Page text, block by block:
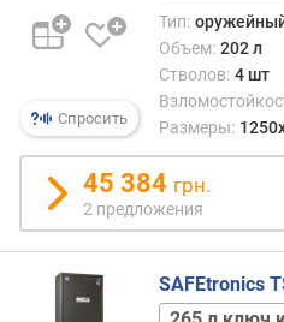
о
м
к
л
а
с
с
о
н
Спросить
202 л
механика
265 л
ключ
270 л
ключ
код
270 л
ключ
Тип:
Объем: 202 л
Стволов: 4 шт
Размеры:
45 384 грн.
2 предложения
SAFEtronics
164 л